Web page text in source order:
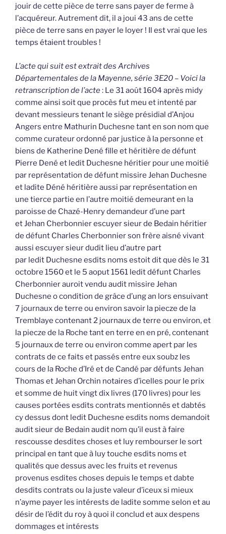
jouir de cette pièce de terre sans payer de ferme à
l’acquéreur. Autrement dit, il a joui 43 ans de cette
pièce de terre sans en payer le loyer ! Il est vrai que les
temps étaient troubles !
L’acte qui suit est extrait des Archives
Départementales de la Mayenne, série 3E20 – Voici la
retranscription de l’acte: Le 31 août 1604 après midy
comme ainsi soit que procès fut meu et intenté par
devant messieurs tenant le siège présidial d’Anjou
Angers entre Mathurin Duchesne tant en son nom que
comme curateur ordonné par justice à la personne et
biens de Katherine Dené fille et héritière de défunt
Pierre Dené et ledit Duchesne héritier pour une moitié
par représentation de défunt missire Jehan Duchesne
et ladite Déné héritière aussi par représentation en
une tierce partie en l’autre moitié demeurant en la
paroisse de Chazé-Henry demandeur d’une part
et Jehan Cherbonnier escuyer sieur de Bedain héritier
de défunt Charles Cherbonnier son frère aisné vivant
aussi escuyer sieur dudit lieu d’autre part
par ledit Duchesne esdits noms estoit dit que dès le 31
octobre 1560 et le 5 aoput 1561 ledit défunt Charles
Cherbonnier auroit vendu audit missire Jehan
Duchesne o condition de grâce d’ung an lors ensuivant
7 journaux de terre ou environ savoir la piecze de la
Tremblaye contenant 2 journaux de terre ou environ, et
la piecze de la Roche tant en terre en en pré, contenant
5 journaux de terre ou environ comme apert par les
contrats de ce faits et passés entre eux soubz les
cours de la Roche d’Iré et de Candé par défunts Jehan
Thomas et Jehan Orchin notaires d’icelles pour le prix
et somme de huit vingt dix livres (170 livres) pour les
causes portées esdits contrats mentionnés et dabtés
cy dessus dont ledit Duchesne esdits noms demandoit
audit sieur de Bedain audit nom qu’il eust à faire
rescousse desdites choses et luy rembourser le sort
principal en tant que à luy touche esdits noms et
qualités que dessus avec les fruits et revenus
provenus esdites choses depuis le temps et dabte
desdits contrats ou la juste valeur d’iceux si mieux
n’ayme payer les intérests de ladite somme selon et au
désir de l’édit du roy à quoi il conclud et aux despens
dommages et intérests